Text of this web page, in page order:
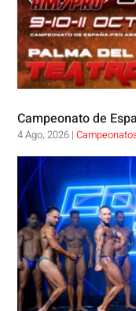
Campeonato de
4 Ago, 2026 |